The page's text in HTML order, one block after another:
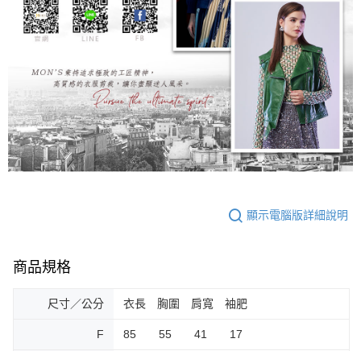
顯示電腦版詳細說明
商品規格
尺寸／公分 衣長 胸圍 肩寬 袖肥
F 85 55 41 17